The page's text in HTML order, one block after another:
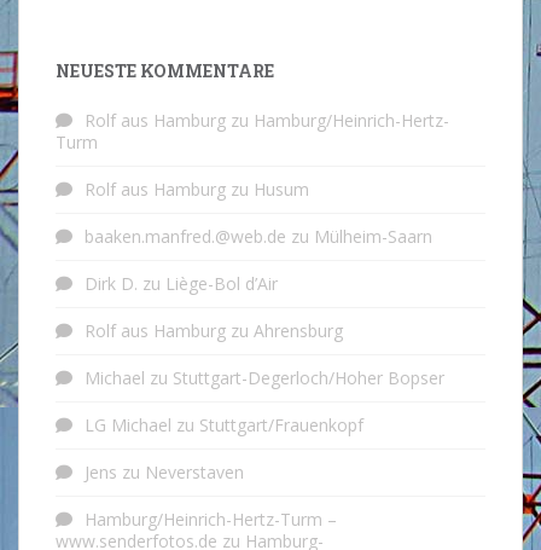
NEUESTE KOMMENTARE
Rolf aus Hamburg zu Hamburg/Heinrich-Hertz-
Turm
Rolf aus Hamburg zu Husum
baaken.manfred.@web.de zu Mülheim-Saarn
Dirk D. zu Liège-Bol d’Air
Rolf aus Hamburg zu Ahrensburg
Michael zu Stuttgart-Degerloch/Hoher Bopser
LG Michael zu Stuttgart/Frauenkopf
Jens zu Neverstaven
Hamburg/Heinrich-Hertz-Turm –
www.senderfotos.de zu Hamburg-